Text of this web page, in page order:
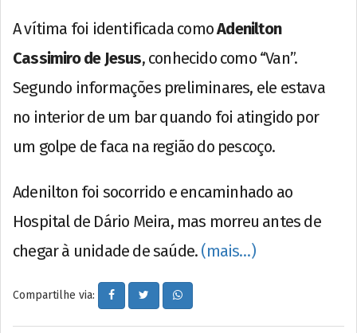
A vítima foi identificada comoAdenilton
Cassimiro de Jesus, conhecido como “Van”.
Segundo informações preliminares, ele estava
no interior de um bar quando foi atingido por
um golpe de faca na região do pescoço.
Adenilton foi socorrido e encaminhado ao
Hospital de Dário Meira, mas morreu antes de
chegar à unidade de saúde. (mais…)
Compartilhe via: